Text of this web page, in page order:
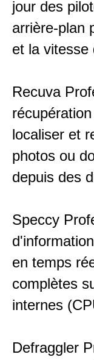
jour des
arrière-plan
et la vitesse
Recuva
localiser et
photos ou
depuis des
Speccy
en temps
complètes
internes
Defraggler